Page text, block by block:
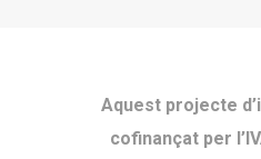
Aquest projecte
cofinançat per